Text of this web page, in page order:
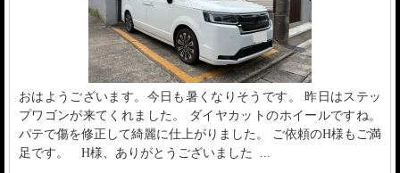
おはようございます。今日も暑くなりそうです。 昨日はステッ
プワゴンが来てくれました。 ダイヤカットのホイールですね。
パテで傷を修正して綺麗に仕上がりました。 ご依頼のH様もご満
足です。 H様、ありがとうございました ...